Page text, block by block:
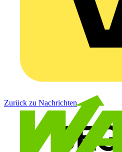
Zurück zu Nachrichten